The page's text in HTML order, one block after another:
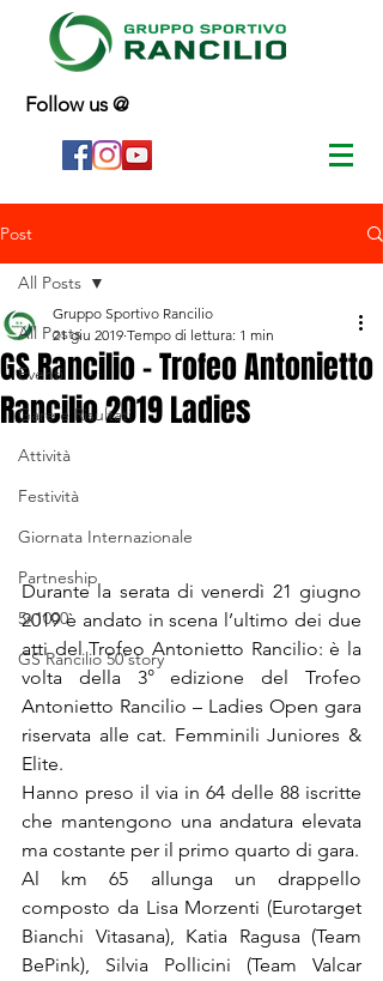
Follow us @
Post
All Posts
Eventi
Gare e Risultati
Attività
Festività
Giornata Internazionale
Partneship
5x1000
GS Rancilio 50'story
All Posts
GS Rancilio - Trofeo Antonietto
Rancilio 2019 Ladies
Gruppo Sportivo Rancilio
21 giu 2019 Tempo di lettura: 1 min
Durante la serata di venerdì 21 giugno
2019 è andato in scena l’ultimo dei due
atti del Trofeo Antonietto Rancilio: è la
volta della 3° edizione del Trofeo
Antonietto Rancilio – Ladies Open gara
riservata alle cat. Femminili Juniores &
Elite.
Hanno preso il via in 64 delle 88 iscritte
che mantengono una andatura elevata
ma costante per il primo quarto di gara.
Al km 65 allunga un drappello
composto da Lisa Morzenti (Eurotarget
Bianchi Vitasana), Katia Ragusa (Team
BePink), Silvia Pollicini (Team Valcar